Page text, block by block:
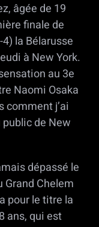
âgée de 19
finale de
4) la Bélarusse
à New York.
au 3e
Naomi Osaka
comment j’ai
de New
dépassé le
Chelem
pour le titre la
ans, qui est